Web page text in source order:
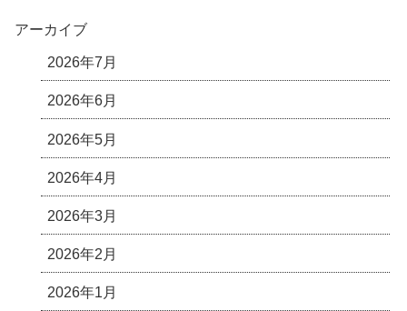
アーカイブ
2026年7月
2026年6月
2026年5月
2026年4月
2026年3月
2026年2月
2026年1月